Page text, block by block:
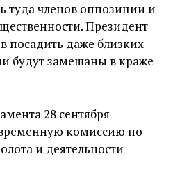
туда членов оппозиции и
Президент
посадить даже близких
будут замешаны в краже
28 сентября
комиссию по
и деятельности